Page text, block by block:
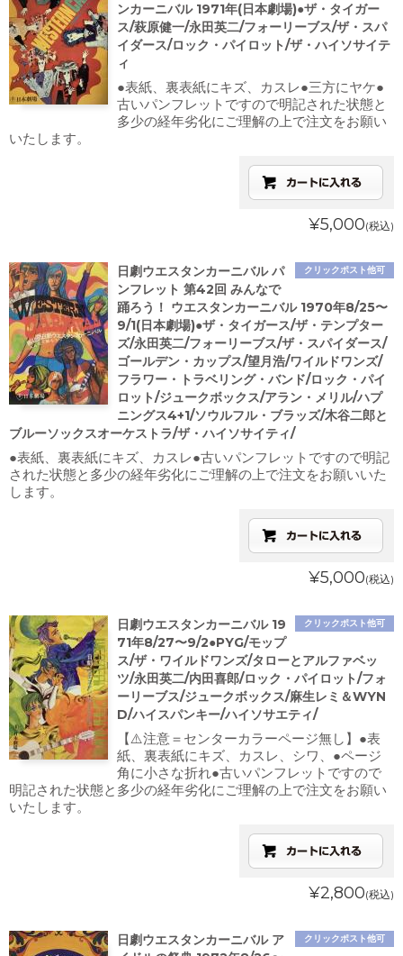
ンカーニバル 1971年(日本劇場)●ザ・タイガー
ス/萩原健一/永田英二/フォーリーブス/ザ・スパ
イダース/ロック・パイロット/ザ・ハイソサイテ
ィ
●表紙、裏表紙にキズ、カスレ●三方にヤケ●
古いパンフレットですので明記された状態と
多少の経年劣化にご理解の上で注文をお願い
いたします。
¥5,000(税込)
クリックポスト他可
日劇ウエスタンカーニバル パ
ンフレット 第42回 みんなで
踊ろう！ ウエスタンカーニバル 1970年8/25〜
9/1(日本劇場)●ザ・タイガース/ザ・テンプター
ズ/永田英二/フォーリーブス/ザ・スパイダース/
ゴールデン・カップス/望月浩/ワイルドワンズ/
フラワー・トラベリング・バンド/ロック・パイ
ロット/ジュークボックス/アラン・メリル/ハプ
ニングス4+1/ソウルフル・ブラッズ/木谷二郎と
ブルーソックスオーケストラ/ザ・ハイソサイティ/
●表紙、裏表紙にキズ、カスレ●古いパンフレットですので明記
された状態と多少の経年劣化にご理解の上で注文をお願いいた
します。
¥5,000(税込)
クリックポスト他可
日劇ウエスタンカーニバル 19
71年8/27〜9/2●PYG/モップ
ス/ザ・ワイルドワンズ/タローとアルファベッ
ツ/永田英二/内田喜郎/ロック・パイロット/フォ
ーリーブス/ジュークボックス/麻生レミ＆WYN
D/ハイスパンキー/ハイソサエティ/
【⚠️注意＝センターカラーページ無し】●表
紙、裏表紙にキズ、カスレ、シワ、●ページ
角に小さな折れ●古いパンフレットですので
明記された状態と多少の経年劣化にご理解の上で注文をお願い
いたします。
¥2,800(税込)
クリックポスト他可
日劇ウエスタンカーニバル ア